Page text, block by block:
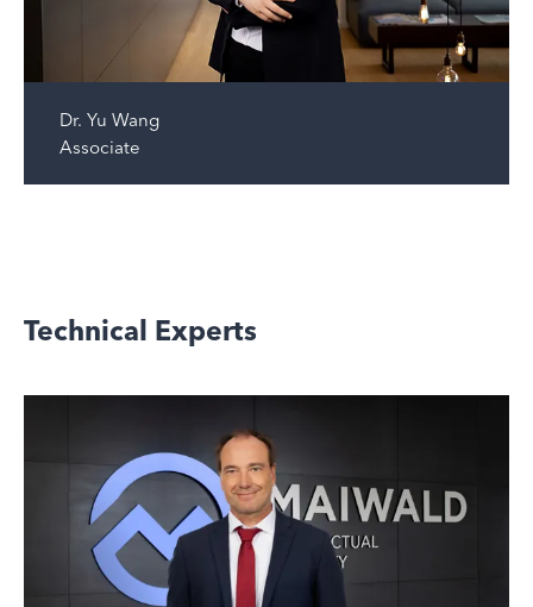
Dr. Yu Wang
Associate
Technical Experts